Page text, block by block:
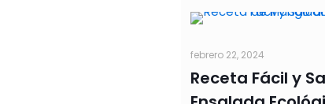
febrero 22, 2024
Receta Fácil y